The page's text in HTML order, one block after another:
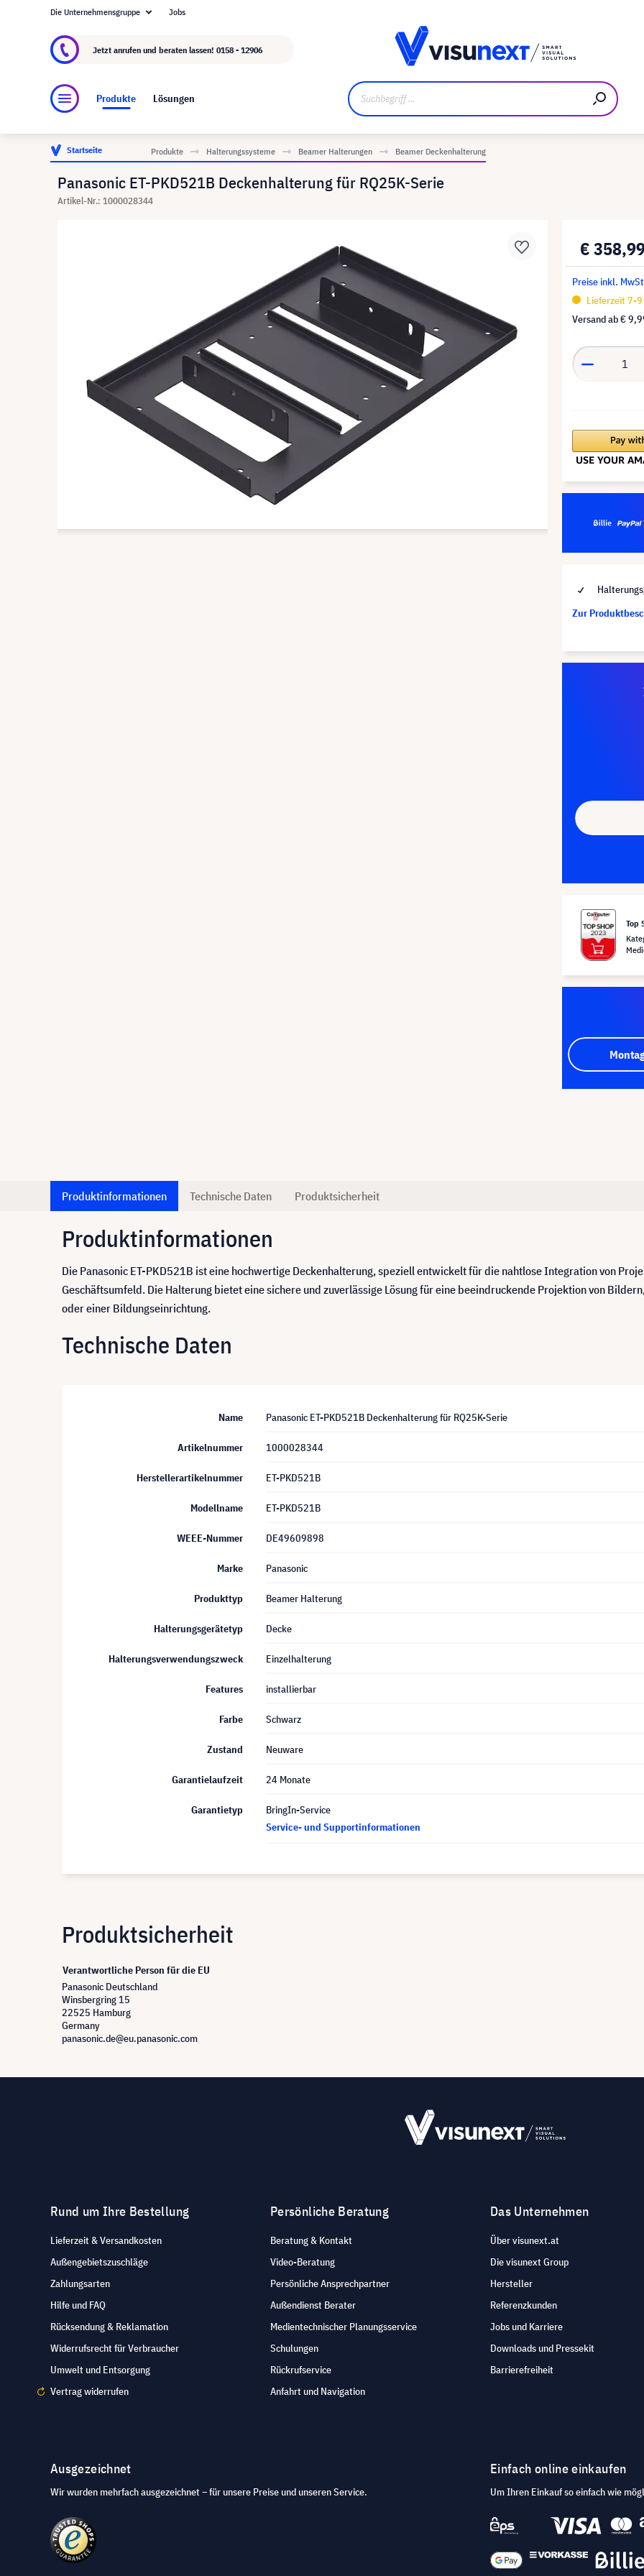
Über visunext.at
Die Unternehmensgruppe Jobs
Jetzt anrufen und beraten lassen! 0158 - 12906
Produkte Lösungen
Startseite Produkte Halterungssysteme Beamer Halterungen Beamer Deckenhalterung
Panasonic ET-PKD521B Deckenhalterung für RQ25K-Serie
Artikel-Nr.: 1000028344
€
Preise inkl.
Lieferzeit 7-9
Versand ab€
Zur
Top
Produktinformationen Technische Daten Produktsicherheit
Produktinformationen
Die Panasonic ET-PKD521B ist eine hochwertige Deckenhalterung, speziell entwickelt für die nahtlose Integration von
Geschäftsumfeld. Die Halterung bietet eine sichere und zuverlässige Lösung für eine beeindruckende Projektion von
oder einer Bildungseinrichtung.
Technische Daten
Name Panasonic ET-PKD521B Deckenhalterung für RQ25K-Serie
Artikelnummer 1000028344
Herstellerartikelnummer ET-PKD521B
Modellname ET-PKD521B
WEEE-Nummer DE49609898
Marke Panasonic
Produkttyp Beamer Halterung
Halterungsgerätetyp Decke
Halterungsverwendungszweck Einzelhalterung
Features installierbar
Farbe Schwarz
Zustand Neuware
Garantielaufzeit 24 Monate
Garantietyp
BringIn-Service
Service- und Supportinformationen
Produktsicherheit
Verantwortliche Person für die EU
Panasonic Deutschland
Winsbergring 15
22525 Hamburg
Germany
panasonic.de@eu.panasonic.com
Rund um Ihre Bestellung
Lieferzeit & Versandkosten
Außengebietszuschläge
Zahlungsarten
Hilfe und FAQ
Rücksendung & Reklamation
Widerrufsrecht für Verbraucher
Umwelt und Entsorgung
Vertrag widerrufen
Persönliche Beratung
Beratung & Kontakt
Video-Beratung
Persönliche Ansprechpartner
Außendienst Berater
Medientechnischer Planungsservice
Schulungen
Rückrufservice
Anfahrt und Navigation
Das Unternehmen
Über visunext.at
Die visunext Group
Hersteller
Referenzkunden
Jobs und Karriere
Downloads und Pressekit
Barrierefreiheit
Ausgezeichnet
Wir wurden mehrfach ausgezeichnet – für unsere Preise und unseren Service.
Einfach online einkaufen
Um Ihren Einkauf so einfach wie